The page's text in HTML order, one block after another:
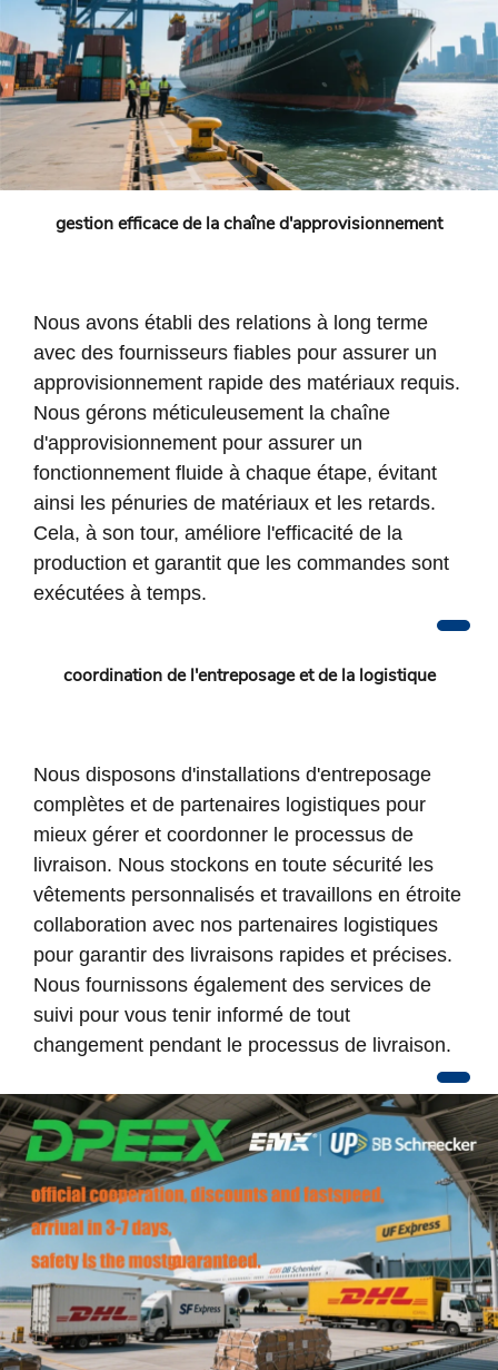
gestion efficace de la chaîne d'approvisionnement
Nous avons établi des relations à long terme
avec des fournisseurs fiables pour assurer un
approvisionnement rapide des matériaux requis.
Nous gérons méticuleusement la chaîne
d'approvisionnement pour assurer un
fonctionnement fluide à chaque étape, évitant
ainsi les pénuries de matériaux et les retards.
Cela, à son tour, améliore l'efficacité de la
production et garantit que les commandes sont
exécutées à temps.
coordination de l'entreposage et de la logistique
Nous disposons d'installations d'entreposage
complètes et de partenaires logistiques pour
mieux gérer et coordonner le processus de
livraison. Nous stockons en toute sécurité les
vêtements personnalisés et travaillons en étroite
collaboration avec nos partenaires logistiques
pour garantir des livraisons rapides et précises.
Nous fournissons également des services de
suivi pour vous tenir informé de tout
changement pendant le processus de livraison.